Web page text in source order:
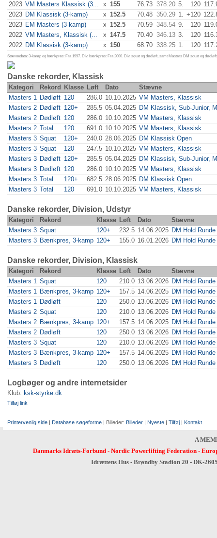
2023 VM Masters Klassisk (3... x 155 76.73 378.20 5. 120
2023 DM Klassisk (3-kamp) x 152.5 70.48 350.29 1. +120
2023 EM Masters (3-kamp) x 152.5 70.59 348.54 9. 120
2022 VM Masters, Klassisk (... x 147.5 70.40 346.13 3. 120
2022 DM Klassisk (3-kamp) x 150 68.70 338.25 1. 120
Stævnedata: 3-kamp og bænkpres: Fra 1997. Div. bænkpres: Fra 2000. Div. squat og dødløft, samt Masters DM squat og
Danske rekorder, Klassisk
Kategori Rekord Klasse Løft Dato
Stævne
Masters 1 Dødløft 120 286.0 10.10.2025 VM Masters, Klassisk
Masters 2 Dødløft 120+ 285.5 05.04.2025 DM Klassisk, Sub-Junior,
Masters 2 Dødløft 120 286.0 10.10.2025 VM Masters, Klassisk
Masters 2 Total 120 691.0 10.10.2025 VM Masters, Klassisk
Masters 3 Squat 120+ 240.0 28.06.2025 DM Klassisk Open
Masters 3 Squat 120 247.5 10.10.2025 VM Masters, Klassisk
Masters 3 Dødløft 120+ 285.5 05.04.2025 DM Klassisk, Sub-Junior,
Masters 3 Dødløft 120 286.0 10.10.2025 VM Masters, Klassisk
Masters 3 Total 120+ 682.5 28.06.2025 DM Klassisk Open
Masters 3 Total 120 691.0 10.10.2025 VM Masters, Klassisk
Danske rekorder, Division, Udstyr
Kategori Rekord Klasse Løft Dato
Stævne
Masters 3 Squat 120+ 232.5 14.06.2025 DM Hold
Masters 3 Bænkpres, 3-kamp 120+ 155.0 16.01.2026 DM Hold
Danske rekorder, Division, Klassisk
Kategori Rekord Klasse Løft Dato
Stævne
Masters 1 Squat 120 210.0 13.06.2026 DM Hold
Masters 1 Bænkpres, 3-kamp 120+ 157.5 14.06.2025 DM Hold
Masters 1 Dødløft 120 250.0 13.06.2026 DM Hold
Masters 2 Squat 120 210.0 13.06.2026 DM Hold
Masters 2 Bænkpres, 3-kamp 120+ 157.5 14.06.2025 DM Hold
Masters 2 Dødløft 120 250.0 13.06.2026 DM Hold
Masters 3 Squat 120 210.0 13.06.2026 DM Hold
Masters 3 Bænkpres, 3-kamp 120+ 157.5 14.06.2025 DM Hold
Masters 3 Dødløft 120 250.0 13.06.2026 DM Hold
Logbøger og andre internetsider
Klub: ksk-styrke.dk
Tilføj link
Printervenlig side | Database søgeforme | Billeder: Billeder | Nyeste | Tilføj | Kontakt
A
Danmarks Idræts-Forbund- Nordic Powerlifting Federation-
Idrættens Hus - Brøndby Stadion 20 - DK-